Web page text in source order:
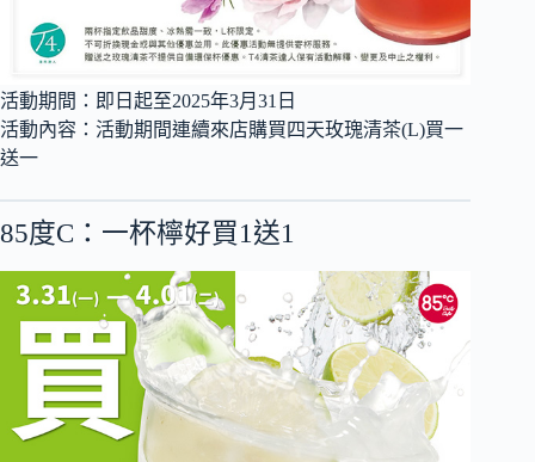
活動期間：即日起至2025年3月31日
活動內容：活動期間連續來店購買四天玫瑰清茶(L)買一
送一
85度C：一杯檸好買1送1